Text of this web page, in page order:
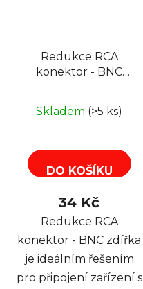
Redukce RCA
konektor - BNC
Skladem (>5 ks)
DO KOŠÍKU
34 Kč
Redukce RCA
konektor - BNC zdířka
je ideálním řešením
pro připojení zařízení s